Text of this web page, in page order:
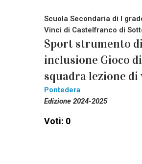
Scuola Secondaria di I
Vinci di Castelfranco di
Sport strumento di
inclusione Gioco di
squadra lezione di
Pontedera
Edizione 2024-2025
Voti: 0